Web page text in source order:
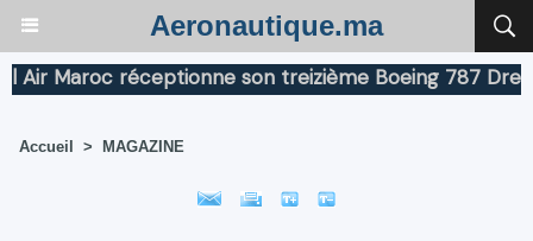
Aeronautique.ma
Maroc réceptionne son treizième Boeing 787
Accueil > MAGAZINE